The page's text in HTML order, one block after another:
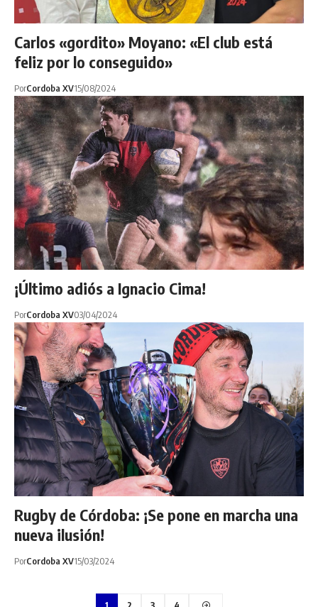
Carlos «gordito» Moyano: «El club está
feliz por lo conseguido»
PorCordoba XV15/08/2024
¡Último adiós a Ignacio Cima!
PorCordoba XV03/04/2024
Rugby de Córdoba: ¡Se pone en marcha una
nueva ilusión!
PorCordoba XV15/03/2024